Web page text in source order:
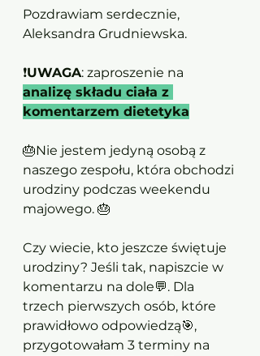
Pozdrawiam serdecznie,
Aleksandra Grudniewska.
❗UWAGA: zaproszenie na
analizę składu ciała z
komentarzem dietetyka
🎂Nie jestem jedyną osobą z
naszego zespołu, która obchodzi
urodziny podczas weekendu
majowego. 🎂
Czy wiecie, kto jeszcze świętuje
urodziny? Jeśli tak, napiszcie w
komentarzu na dole💬. Dla
trzech pierwszych osób, które
prawidłowo odpowiedzą🎯,
przygotowałam 3 terminy na